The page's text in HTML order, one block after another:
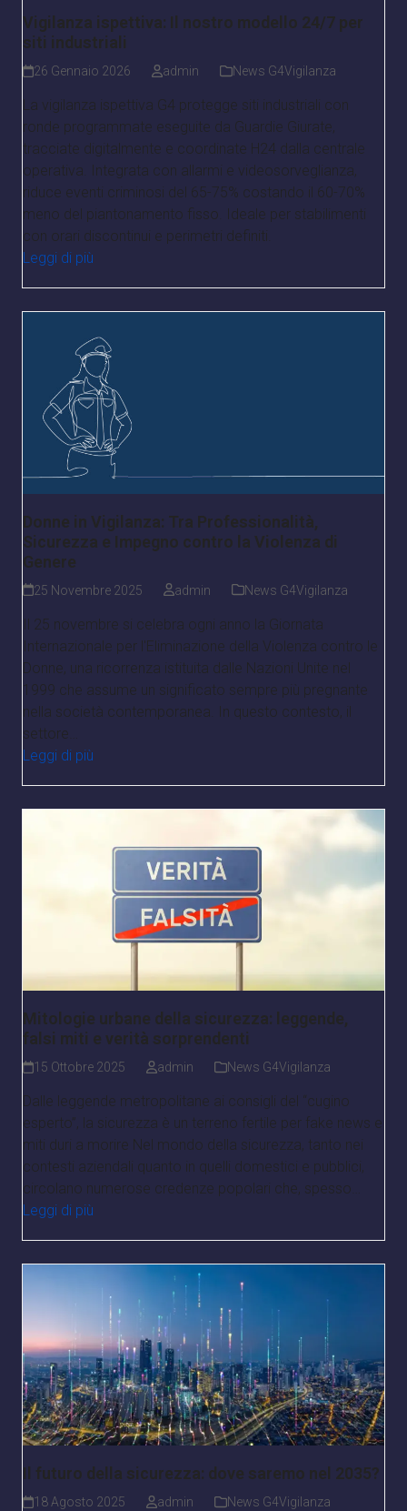
Vigilanza ispettiva: Il nostro modello 24/7 per
siti industriali
26 Gennaio 2026 admin News G4Vigilanza
La vigilanza ispettiva G4 protegge siti industriali con
ronde programmate eseguite da Guardie Giurate,
tracciate digitalmente e coordinate H24 dalla centrale
operativa. Integrata con allarmi e videosorveglianza,
riduce eventi criminosi del 65-75% costando il 60-70%
meno del piantonamento fisso. Ideale per stabilimenti
con orari discontinui e perimetri definiti.
Leggi di più
Donne in Vigilanza: Tra Professionalità,
Sicurezza e Impegno contro la Violenza di
Genere
25 Novembre 2025 admin News G4Vigilanza
Il 25 novembre si celebra ogni anno la Giornata
Internazionale per l'Eliminazione della Violenza contro le
Donne, una ricorrenza istituita dalle Nazioni Unite nel
1999 che assume un significato sempre più pregnante
nella società contemporanea. In questo contesto, il
settore…
Leggi di più
Mitologie urbane della sicurezza: leggende,
falsi miti e verità sorprendenti
15 Ottobre 2025 admin News G4Vigilanza
Dalle leggende metropolitane ai consigli del “cugino
esperto”, la sicurezza è un terreno fertile per fake news e
miti duri a morire Nel mondo della sicurezza, tanto nei
contesti aziendali quanto in quelli domestici e pubblici,
circolano numerose credenze popolari che, spesso…
Leggi di più
Il futuro della sicurezza: dove saremo nel 2035?
18 Agosto 2025 admin News G4Vigilanza